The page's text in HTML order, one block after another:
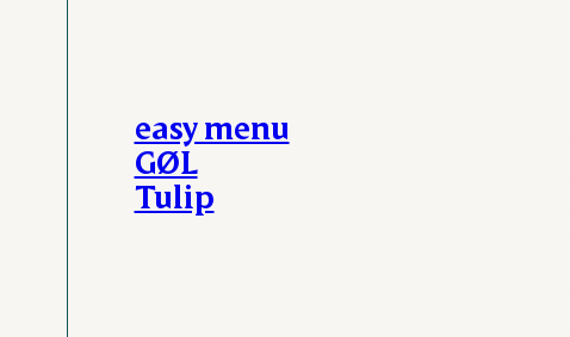
easy menu
GØL
Tulip